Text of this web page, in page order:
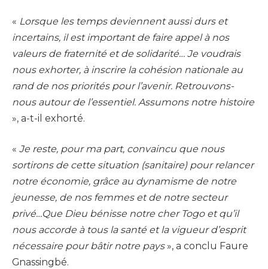
« Lorsque les temps deviennent aussi durs et
incertains, il est important de faire appel à nos
valeurs de fraternité et de solidarité… Je voudrais
nous exhorter, à inscrire la cohésion nationale au
rand de nos priorités pour l’avenir. Retrouvons-
nous autour de l’essentiel. Assumons notre histoire
», a-t-il exhorté.
« Je reste, pour ma part, convaincu que nous
sortirons de cette situation (sanitaire) pour relancer
notre économie, grâce au dynamisme de notre
jeunesse, de nos femmes et de notre secteur
privé…Que Dieu bénisse notre cher Togo et qu’il
nous accorde à tous la santé et la vigueur d’esprit
nécessaire pour bâtir notre pays», a conclu Faure
Gnassingbé.